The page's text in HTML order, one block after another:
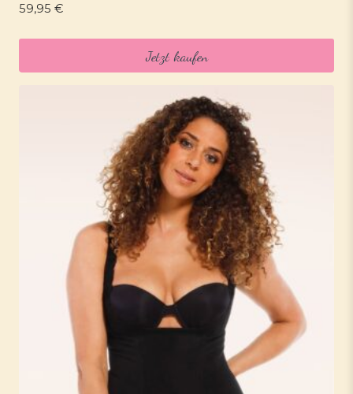
59,95 €
Jetzt kaufen